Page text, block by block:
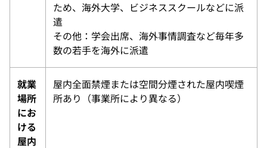
ため、海外大学、ビジネススクールなどに派
遣
その他：学会出席、海外事情調査など毎年多
数の若手を海外に派遣
就業
場所
にお
ける
屋内
屋内全面禁煙または空間分煙された屋内喫煙
所あり（事業所により異なる）